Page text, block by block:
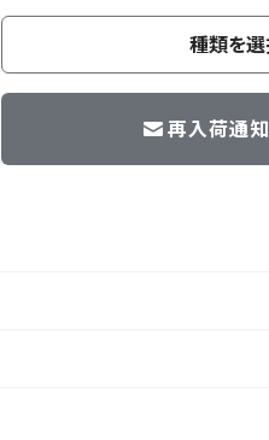
種類を選
再入荷通